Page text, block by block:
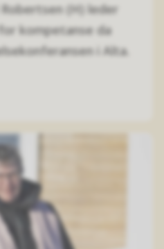
(H) leder
kompetanse da
i Alta.